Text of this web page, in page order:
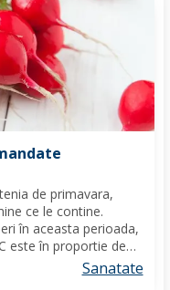
de primavara,
ce le contine.
în aceasta perioada,
este în proportie de
magneziu si multe
Sanatate